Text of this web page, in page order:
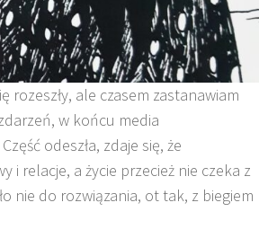
rozeszły, ale czasem zastanawiam
w końcu media
odeszła, zdaje się, że
relacje, a życie przecież nie czeka z
nie do rozwiązania, ot tak, z biegiem